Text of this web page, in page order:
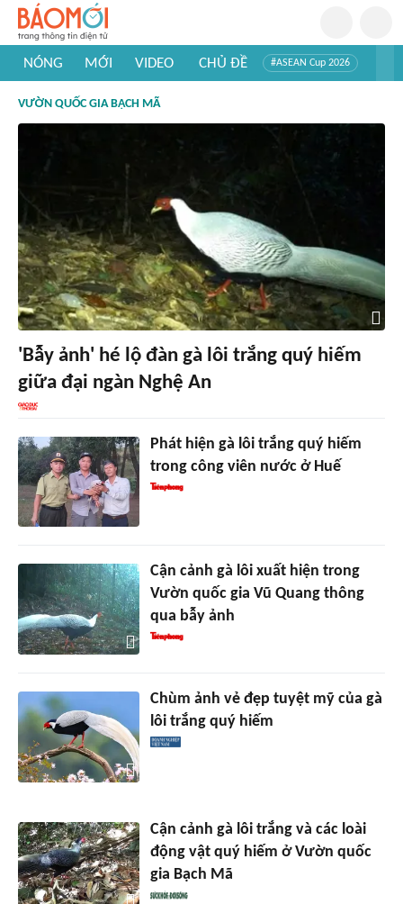
NÓNG MỚI VIDEO CHỦ ĐỀ #ASEAN Cup 2026
#Khám phá thế giới
VƯỜN QUỐC GIA BẠCH MÃ
'Bẫy ảnh' hé lộ đàn gà lôi trắng quý hiếm
giữa đại ngàn Nghệ An
Phát hiện gà lôi trắng quý hiếm
trong công viên nước ở Huế
Cận cảnh gà lôi xuất hiện trong
Vườn quốc gia Vũ Quang thông
qua bẫy ảnh
Chùm ảnh vẻ đẹp tuyệt mỹ của gà
lôi trắng quý hiếm
Cận cảnh gà lôi trắng và các loài
động vật quý hiếm ở Vườn quốc
gia Bạch Mã